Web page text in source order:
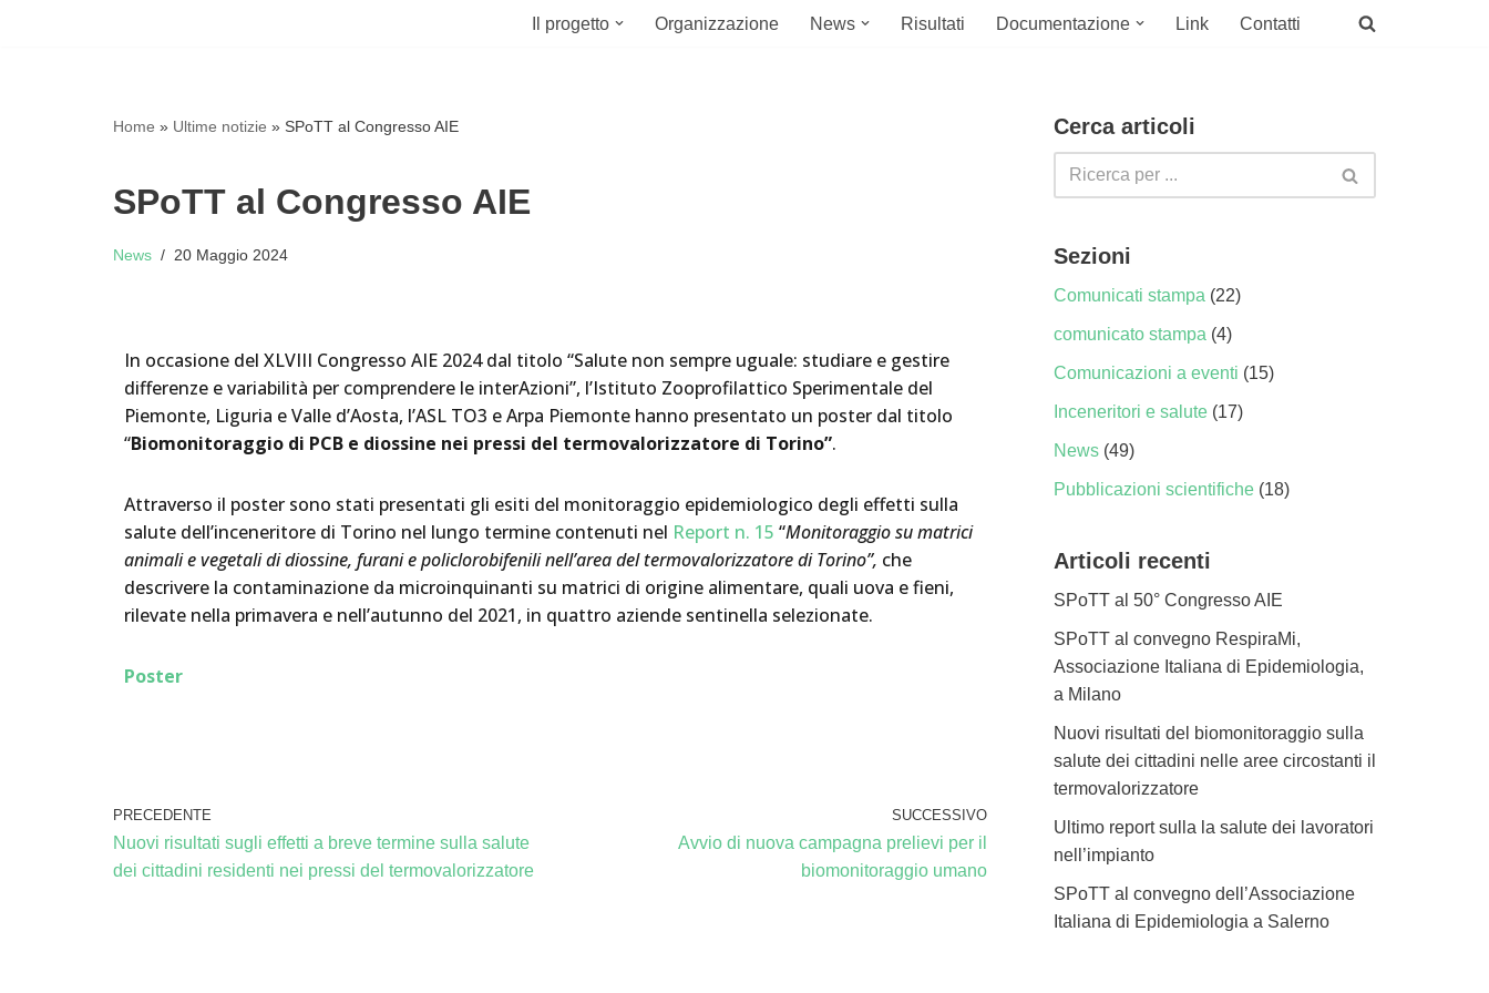
Il progetto Organizzazione News Risultati Documentazione Link Contatti
Home » Ultime notizie » SPoTT al Congresso AIE
SPoTT al Congresso AIE
News 20 Maggio 2024
In occasione del XLVIII Congresso AIE 2024 dal titolo “Salute non sempre uguale: studiare e gestire
differenze e variabilità per comprendere le interAzioni”, l’Istituto Zooprofilattico Sperimentale del
Piemonte, Liguria e Valle d’Aosta, l’ASL TO3 e Arpa Piemonte hanno presentato un poster dal titolo
“Biomonitoraggio di PCB e diossine nei pressi del termovalorizzatore di Torino”.
Attraverso il poster sono stati presentati gli esiti del monitoraggio epidemiologico degli effetti sulla
salute dell’inceneritore di Torino nel lungo termine contenuti nel Report n. 15 “Monitoraggio su matrici
animali e vegetali di diossine, furani e policlorobifenili nell’area del termovalorizzatore di Torino”, che
descrivere la contaminazione da microinquinanti su matrici di origine alimentare, quali uova e fieni,
rilevate nella primavera e nell’autunno del 2021, in quattro aziende sentinella selezionate.
Poster
PRECEDENTE
Nuovi risultati sugli effetti a breve termine sulla salute
dei cittadini residenti nei pressi del termovalorizzatore
SUCCESSIVO
Avvio di nuova campagna prelievi per il
biomonitoraggio umano
Cerca articoli
Sezioni
Comunicati stampa (22)
comunicato stampa (4)
Comunicazioni a eventi (15)
Inceneritori e salute (17)
News (49)
Pubblicazioni scientifiche (18)
Articoli recenti
SPoTT al 50° Congresso AIE
SPoTT al convegno RespiraMi,
Associazione Italiana di Epidemiologia,
a Milano
Nuovi risultati del biomonitoraggio sulla
salute dei cittadini nelle aree circostanti il
termovalorizzatore
Ultimo report sulla la salute dei lavoratori
nell’impianto
SPoTT al convegno dell’Associazione
Italiana di Epidemiologia a Salerno